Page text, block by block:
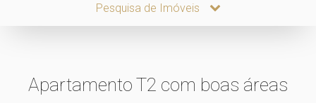
Pesquisa de Imóveis
Apartamento T2 com boas áreas